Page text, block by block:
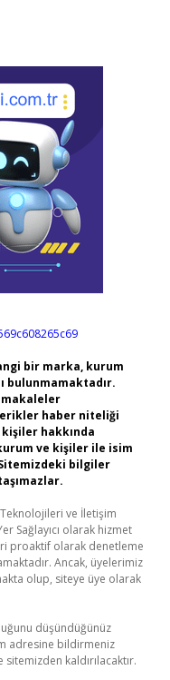
bir marka, kurum
bulunmamaktadır.
makaleler
haber niteliği
hakkında
ve kişiler ile isim
bilgiler
Teknolojileri ve İletişim
Sağlayıcı olarak hizmet
proaktif olarak denetleme
Ancak, üyelerimiz
olup, siteye üye olarak
düşündüğünüz
adresine bildirmeniz
kaldırılacaktır.